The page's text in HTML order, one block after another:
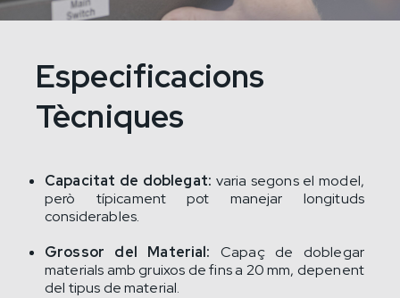
Especificacions
Tècniques
Capacitat de doblegat: varia segons el model,
però típicament pot manejar longituds
considerables.
Grossor del Material: Capaç de doblegar
materials amb gruixos de fins a 20 mm, depenent
del tipus de material.